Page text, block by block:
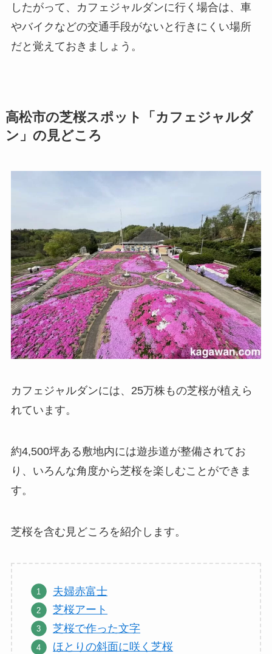
したがって、カフェジャルダンに行く場合は、車
やバイクなどの交通手段がないと行きにくい場所
だと覚えておきましょう。
高松市の芝桜スポット「カフェジャルダ
ン」の見どころ
カフェジャルダンには、25万株もの芝桜が植えら
れています。
約4,500坪ある敷地内には遊歩道が整備されてお
り、いろんな角度から芝桜を楽しむことができま
す。
芝桜を含む見どころを紹介します。
夫婦赤富士
芝桜アート
芝桜で作った文字
ほとりの斜面に咲く芝桜